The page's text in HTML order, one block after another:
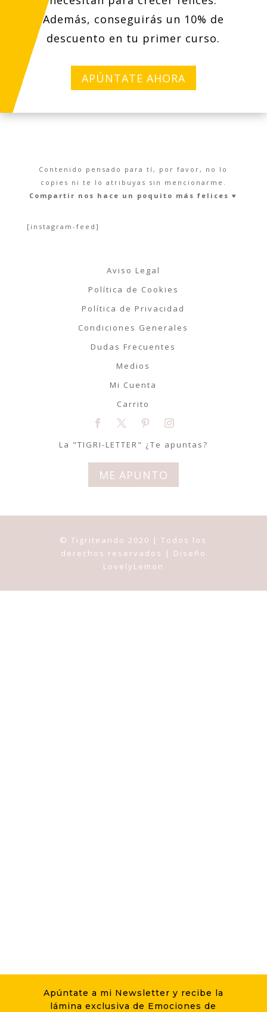
Apúntate a mi Newsletter y recibe la
lámina exclusiva de Emociones de
Además, conseguirás un 10% de
descuento en tu primer curso.
APÚNTATE AHORA
Contenido pensado para tí, por favor, no lo
copies ni te lo atribuyas sin mencionarme.
Compartir nos hace un poquito más felices ♥︎
[instagram-feed]
Aviso Legal
Política de Cookies
Política de Privacidad
Condiciones Generales
Dudas Frecuentes
Medios
Mi Cuenta
Carrito
La "TIGRI-LETTER" ¿Te apuntas?
ME APUNTO
© Tigriteando 2020 | Todos los
derechos reservados | Diseño
LovelyLemon